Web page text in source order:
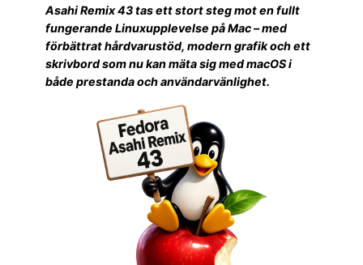
Asahi Remix 43 tas ett stort steg mot en fullt
fungerande Linuxupplevelse på Mac – med
förbättrat hårdvarustöd, modern grafik och ett
skrivbord som nu kan mäta sig med macOS i
både prestanda och användarvänlighet.